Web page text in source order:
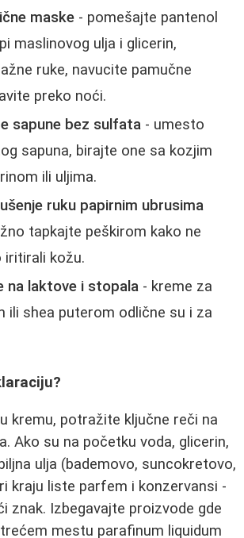
maske - pomešajte pantenol
maslinovog ulja i glicerin,
ruke, navucite pamučne
preko noći.
sapune bez sulfata - umesto
sapuna, birajte one sa kozjim
ili uljima.
ruku papirnim ubrusima
tapkajte peškirom kako ne
iritirali kožu.
na laktove i stopala - kreme za
ili shea puterom odlične su i za
kremu, potražite ključne reči na
Ako su na početku voda, glicerin,
ulja (bademovo, suncokretovo,
kraju liste parfem i konzervansi -
znak. Izbegavajte proizvode gde
mestu parafinum liquidum